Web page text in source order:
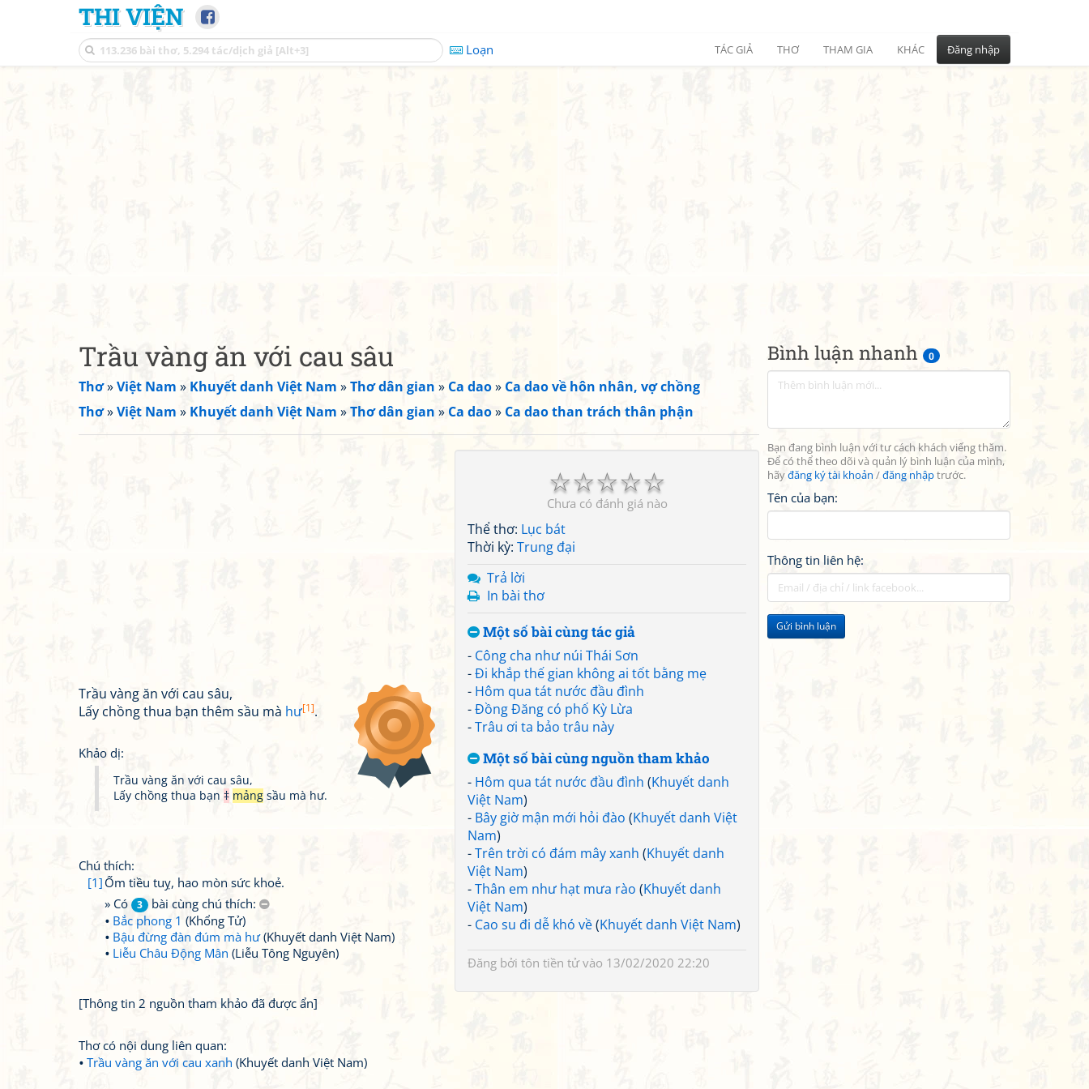
THI VIỆN
Loạn TÁC GIẢ THƠ THAM GIA KHÁC Đăng nhập
Bình luận nhanh 0
Bạn đang bình luận với tư cách khách viếng thăm.
Để có thể theo dõi và quản lý bình luận của mình,
hãyđăng ký tài khoản /đăng nhậptrước.
Tên của bạn:
Thông tin liên hệ:
Gửi bình luận
Trầu vàng ăn với cau sâu
Thơ»Việt Nam » Khuyết danh Việt Nam »Thơ dân gian » Ca dao» Ca dao về hôn nhân, vợ chồng
Thơ»Việt Nam » Khuyết danh Việt Nam »Thơ dân gian » Ca dao» Ca dao than trách thân phận
☆
☆
☆
☆
☆
Chưa có đánh giá nào
Thể thơ: Lục bát
Thời kỳ: Trung đại
Trả lời
In bài thơ
Một số bài cùng tác giả
- Công cha như núi Thái Sơn
-Đi khắp thế gian không ai tốt bằng mẹ
- Hôm qua tát nước đầu đình
-Đồng Đăng có phố Kỳ Lừa
-Trâu ơi ta bảo trâu này
Một số bài cùng nguồn tham khảo
- Hôm qua tát nước đầu đình (Khuyết danh
Việt Nam)
- Bây giờ mận mới hỏi đào (Khuyết danh Việt
Nam)
-Trên trời có đám mây xanh (Khuyết danh
Việt Nam)
-Thân em như hạt mưa rào (Khuyết danh
Việt Nam)
- Cao su đi dễ khó về(Khuyết danh Việt Nam)
Đăng bởi tôn tiền tửvào 13/02/2020 22:20
Trầu vàng ăn với cau sâu,
Lấy chồng thua bạn thêm sầu mà hư[1].
Khảo dị:
Trầu vàng ăn với cau sâu,
Lấy chồng thua bạn ‡ mảng sầu mà hư.
Chú thích:
[1] Ốm tiều tuỵ, hao mòn sức khoẻ.
» Có
3
bài cùng chú thích:
Bắc phong 1 (Khổng Tử)
Bậu đừng đàn đúm mà hư(Khuyết danh Việt Nam)
Liễu Châu Động Mân (Liễu Tông Nguyên)
[Thông tin 2 nguồn tham khảo đã được ẩn]
Thơ có nội dung liên quan:
Trầu vàng ăn với cau xanh (Khuyết danh Việt Nam)